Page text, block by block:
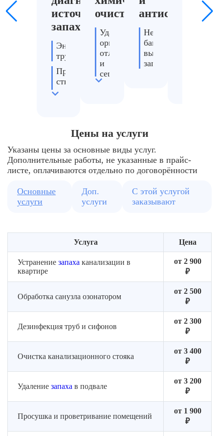
источника
запаха
Эндоскопия
труб
Проверка
стыков
и
очистка
Удаляем
органические
отложения
и
сероводородные
пробки
Нейтрализуем
бактерии,
вызывающие
запах
Цены на услуги
Указаны цены за основные виды услуг.
Дополнительные работы, не указанные в прайс-
листе, оплачиваются отдельно по договорённости
Основные
услуги
Доп.
услуги
С этой услугой
заказывают
Услуга Цена
Устранение запаха канализации в
квартире
от 2 900
₽
Обработка санузла озонатором
от 2 500
₽
Дезинфекция труб и сифонов
от 2 300
₽
Очистка канализационного стояка
от 3 400
₽
Удаление запаха в подвале
от 3 200
₽
Просушка и проветривание помещений
от 1 900
₽